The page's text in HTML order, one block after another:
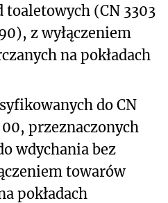
(CN 3303
z wyłączeniem
na pokładach
do CN
przeznaczonych
wdychania bez
towarów
pokładach